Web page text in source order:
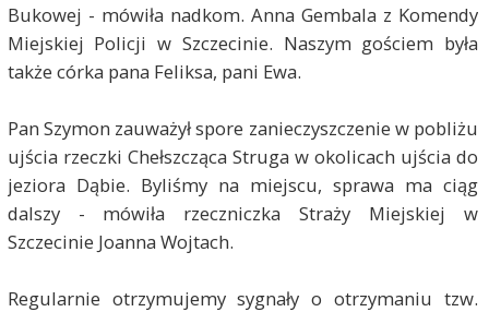
Bukowej - mówiła nadkom. Anna Gembala z Komendy
Miejskiej Policji w Szczecinie. Naszym gościem była
także córka pana Feliksa, pani Ewa.
Pan Szymon zauważył spore zanieczyszczenie w pobliżu
ujścia rzeczki Chełszcząca Struga w okolicach ujścia do
jeziora Dąbie. Byliśmy na miejscu, sprawa ma ciąg
dalszy - mówiła rzeczniczka Straży Miejskiej w
Szczecinie Joanna Wojtach.
Regularnie otrzymujemy sygnały o otrzymaniu tzw.